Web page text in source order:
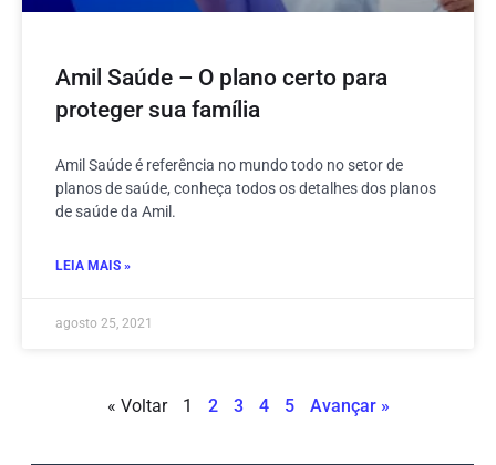
Amil Saúde – O plano certo para
proteger sua família
Amil Saúde é referência no mundo todo no setor de
planos de saúde, conheça todos os detalhes dos planos
de saúde da Amil.
LEIA MAIS »
agosto 25, 2021
« Voltar 1 2 3 4 5 Avançar »